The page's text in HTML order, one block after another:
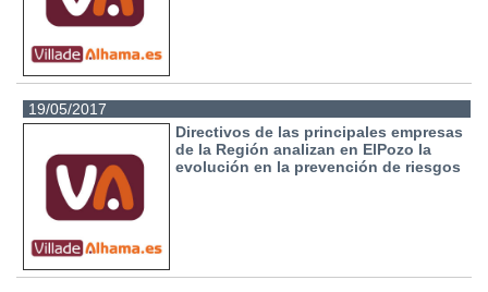
19/05/2017
Directivos de las principales empresas
de la Región analizan en ElPozo la
evolución en la prevención de riesgos